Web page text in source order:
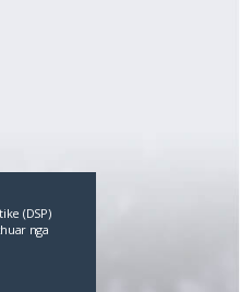
(DSP)
nga